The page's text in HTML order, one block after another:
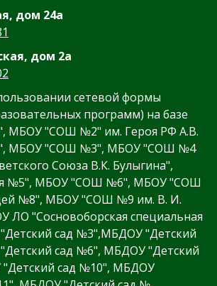
дом 24а
дом 2а
сетевой формы
программ) на базе
"СОШ №2" им. Героя РФ А.В.
МБОУ "СОШ №3", МБОУ "СОШ №4
Союза В.К. Булыгина",
№5", МБОУ "СОШ №6", МБОУ "СОШ
№8", МБОУ "СОШ №9 им. В. И.
ЛО "Сосновоборская специальная
сад №3",МБДОУ "Детский
сад №6", МБДОУ "Детский
сад №10", МБДОУ